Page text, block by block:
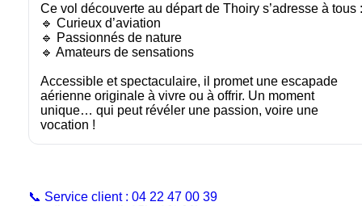
Ce vol découverte au départ de Thoiry s’adresse à tous :
🔹 Curieux d’aviation
🔹 Passionnés de nature
🔹 Amateurs de sensations
Accessible et spectaculaire, il promet une escapade
aérienne originale à vivre ou à offrir. Un moment
unique… qui peut révéler une passion, voire une
vocation !
📞 Service client : 04 22 47 00 39